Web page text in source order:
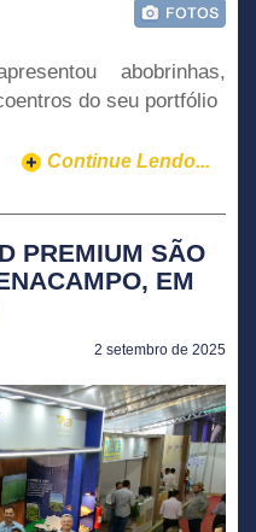
abobrinhas,
do seu portfólio
Continue Lendo...
PREMIUM SÃO
EM
2 setembro de 2025